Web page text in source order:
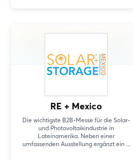
RE + Mexico
Die wichtigste B2B-Messe für die Solar-
und Photovoltaikindustrie in
Lateinamerika. Neben einer
umfassenden Ausstellung ergänzt ein ...